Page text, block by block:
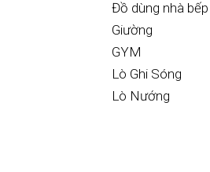
Đồ dùng nhà bếp
Giường
GYM
Lò Ghi Sóng
Lò Nướng